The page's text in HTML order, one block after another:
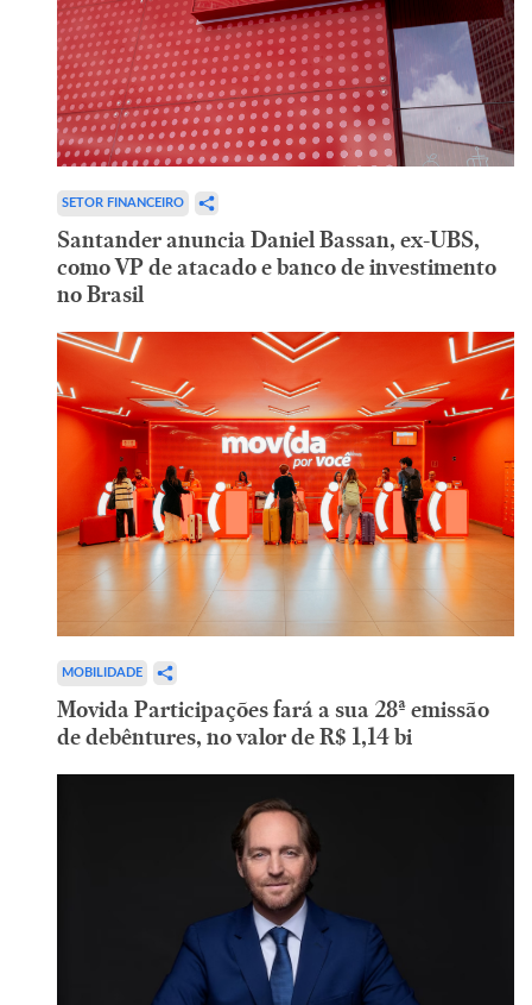
SETOR FINANCEIRO
Santander anuncia Daniel Bassan, ex-UBS,
como VP de atacado e banco de investimento
no Brasil
MOBILIDADE
Movida Participações fará a sua 28ª emissão
de debêntures, no valor de R$ 1,14 bi